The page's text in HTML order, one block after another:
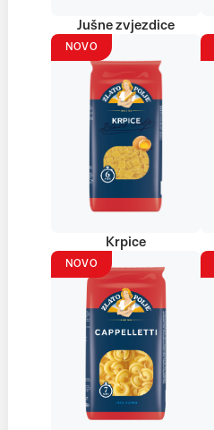
Jušne zvjezdice
NOVO
Krpice
NOVO